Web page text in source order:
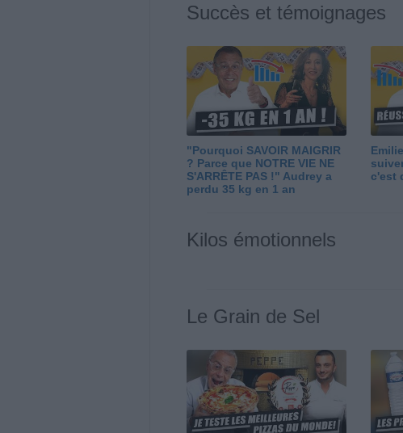
Succès et témoignages
"Pourquoi SAVOIR MAIGRIR
? Parce que NOTRE VIE NE
S'ARRÊTE PAS !" Audrey a
perdu 35 kg en 1 an
c'est
Kilos émotionnels
Le Grain de Sel